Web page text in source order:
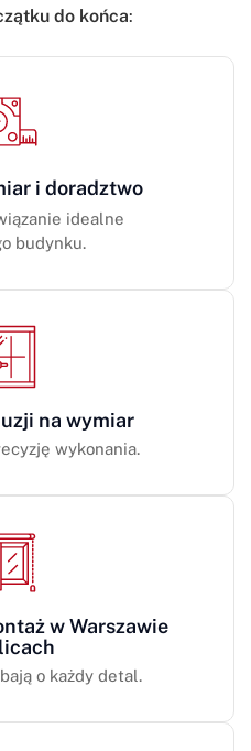
do końca:
i doradztwo
idealne
budynku.
na wymiar
wykonania.
w Warszawie
o każdy detal.